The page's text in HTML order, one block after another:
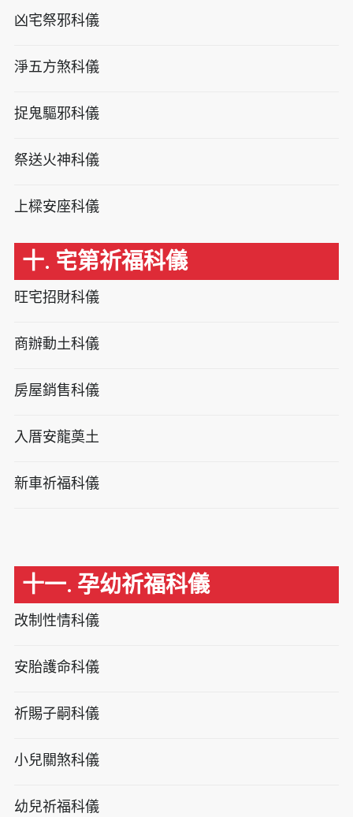
凶宅祭邪科儀
淨五方煞科儀
捉鬼驅邪科儀
祭送火神科儀
上樑安座科儀
十. 宅第祈福科儀
旺宅招財科儀
商辦動土科儀
房屋銷售科儀
入厝安龍奠土
新車祈福科儀
十一. 孕幼祈福科儀
改制性情科儀
安胎護命科儀
祈賜子嗣科儀
小兒關煞科儀
幼兒祈福科儀